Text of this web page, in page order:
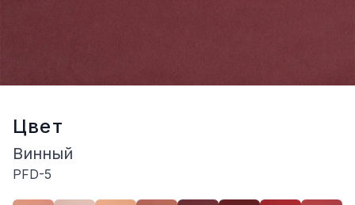
Цвет
Винный
PFD-5